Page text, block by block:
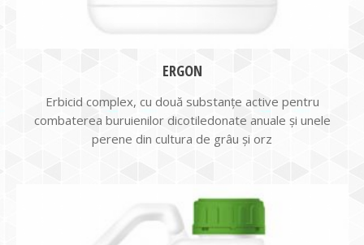
ERGON
Erbicid complex, cu două substanțe active pentru
combaterea buruienilor dicotiledonate anuale și unele
perene din cultura de grâu și orz